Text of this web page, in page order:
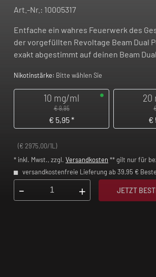
Art.-Nr.: 10005317
Entfache ein wahres Feuerwerk des
der vorgefüllten Revoltage Beam Dual
exakt abgestimmt auf deinen Beam
Nikotinstärke: Bitte wählen Sie
10 mg/ml
€ 9,95
€ 5,95*
20
€
(€ 2975,00/1L)
* inkl. Mwst., zzgl. Versandkosten ** gilt nur für
versandkostenfreie Lieferung ab 39,95 €
- + JETZT